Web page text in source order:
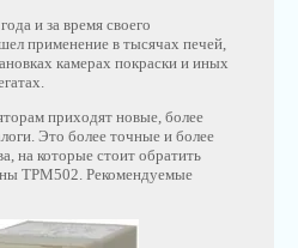
и за время своего
применение в тысячах печей,
камерах покраски и иных
приходят новые, более
Это более точные и более
на которые стоит обратить
ТРМ502. Рекомендуемые